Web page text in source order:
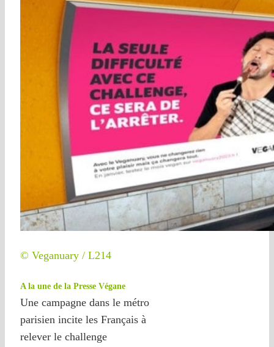
© Veganuary / L214
A la une de la Presse Végane
Une campagne dans le métro
parisien incite les Français à
relever le challenge